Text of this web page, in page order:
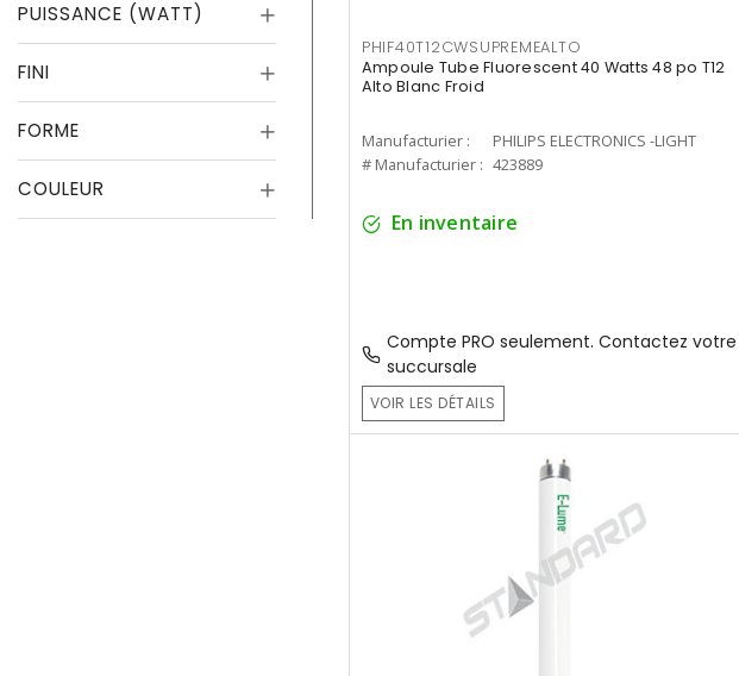
PUISSANCE (WATT)
FINI
FORME
COULEUR
PHIF40T12CWSUPREMEALTO
Ampoule Tube Fluorescent 40 Watts 48 po T12
Alto Blanc Froid
Manufacturier :
PHILIPS ELECTRONICS -LIGHT
# Manufacturier : 423889
En inventaire
Compte PRO seulement. Contactez votre
succursale
VOIR LES DÉTAILS